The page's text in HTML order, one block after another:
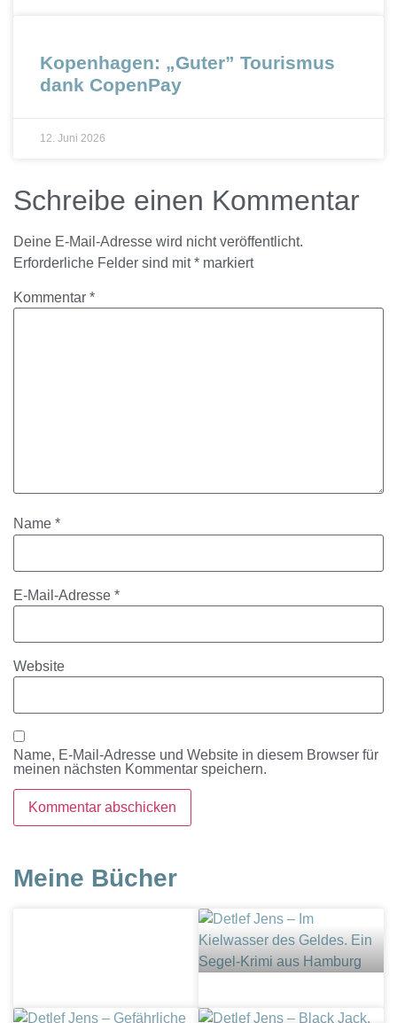
Kopenhagen: „Guter” Tourismus
dank CopenPay
12. Juni 2026
Schreibe einen Kommentar
Deine E-Mail-Adresse wird nicht veröffentlicht.
Erforderliche Felder sind mit* markiert
Kommentar *
Name *
E-Mail-Adresse *
Website
Name, E-Mail-Adresse und Website in diesem Browser für
meinen nächsten Kommentar speichern.
Meine Bücher